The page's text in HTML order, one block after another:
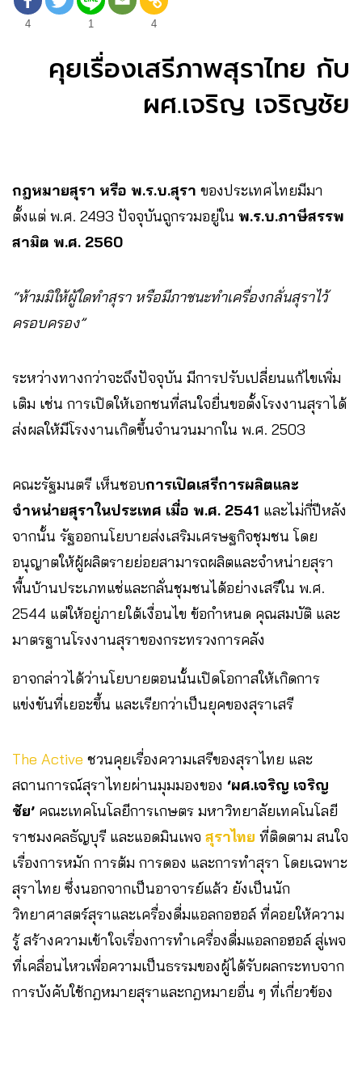
4 1 4
คุยเรื่องเสรีภาพสุราไทย กับ
ผศ.เจริญ เจริญชัย
กฎหมายสุรา หรือ พ.ร.บ.สุรา ของประเทศไทยมีมา
ตั้งแต่ พ.ศ. 2493 ปัจจุบันถูกรวมอยู่ใน พ.ร.บ.ภาษีสรรพ
สามิต พ.ศ. 2560
“ห้ามมิให้ผู้ใดทำสุรา หรือมีภาชนะทำเครื่องกลั่นสุราไว้
ครอบครอง”
ระหว่างทางกว่าจะถึงปัจจุบัน มีการปรับเปลี่ยนแก้ไขเพิ่ม
เติม เช่น การเปิดให้เอกชนที่สนใจยื่นขอตั้งโรงงานสุราได้
ส่งผลให้มีโรงงานเกิดขึ้นจำนวนมากใน พ.ศ. 2503
คณะรัฐมนตรี เห็นชอบการเปิดเสรีการผลิตและ
จำหน่ายสุราในประเทศ เมื่อ พ.ศ. 2541 และไม่กี่ปีหลัง
จากนั้น รัฐออกนโยบายส่งเสริมเศรษฐกิจชุมชน โดย
อนุญาตให้ผู้ผลิตรายย่อยสามารถผลิตและจำหน่ายสุรา
พื้นบ้านประเภทแช่และกลั่นชุมชนได้อย่างเสรีใน พ.ศ.
2544 แต่ให้อยู่ภายใต้เงื่อนไข ข้อกำหนด คุณสมบัติ และ
มาตรฐานโรงงานสุราของกระทรวงการคลัง
อาจกล่าวได้ว่านโยบายตอนนั้นเปิดโอกาสให้เกิดการ
แข่งขันที่เยอะขึ้น และเรียกว่าเป็นยุคของสุราเสรี
The Active ชวนคุยเรื่องความเสรีของสุราไทย และ
สถานการณ์สุราไทยผ่านมุมมองของ ‘ผศ.เจริญ เจริญ
ชัย’ คณะเทคโนโลยีการเกษตร มหาวิทยาลัยเทคโนโลยี
ราชมงคลธัญบุรี และแอดมินเพจ สุราไทย ที่ติดตาม สนใจ
เรื่องการหมัก การต้ม การดอง และการทำสุรา โดยเฉพาะ
สุราไทย ซึ่งนอกจากเป็นอาจารย์แล้ว ยังเป็นนัก
วิทยาศาสตร์สุราและเครื่องดื่มแอลกอฮอล์ ที่คอยให้ความ
รู้ สร้างความเข้าใจเรื่องการทำเครื่องดื่มแอลกอฮอล์ สู่เพจ
ที่เคลื่อนไหวเพื่อความเป็นธรรมของผู้ได้รับผลกระทบจาก
การบังคับใช้กฎหมายสุราและกฎหมายอื่น ๆ ที่เกี่ยวข้อง